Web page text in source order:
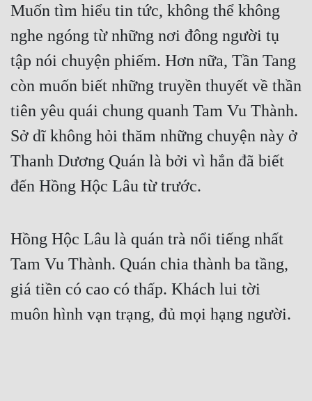
Muốn tìm hiểu tin tức, không thể không
nghe ngóng từ những nơi đông người tụ
tập nói chuyện phiếm. Hơn nữa, Tần Tang
còn muốn biết những truyền thuyết về thần
tiên yêu quái chung quanh Tam Vu Thành.
Sở dĩ không hỏi thăm những chuyện này ở
Thanh Dương Quán là bởi vì hắn đã biết
đến Hồng Hộc Lâu từ trước.
Hồng Hộc Lâu là quán trà nổi tiếng nhất
Tam Vu Thành. Quán chia thành ba tầng,
giá tiền có cao có thấp. Khách lui tời
muôn hình vạn trạng, đủ mọi hạng người.